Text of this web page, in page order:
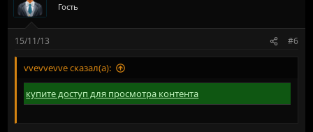
Гость
15/11/13 #6
vvevvevve сказал(а):
купите доступ для просмотра контента